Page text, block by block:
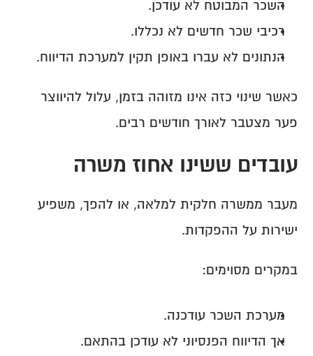
השכר המבוטח לא עודכן.
רכיבי שכר חדשים לא נכללו.
הנתונים לא עברו באופן תקין למערכת הדיווח.
פער מצטבר לאורך חודשים רבים.
עובדים ששינו אחוז משרה
ישירות על ההפקדות.
במקרים מסוימים:
מערכת השכר עודכנה.
אך הדיווח הפנסיוני לא עודכן בהתאם.